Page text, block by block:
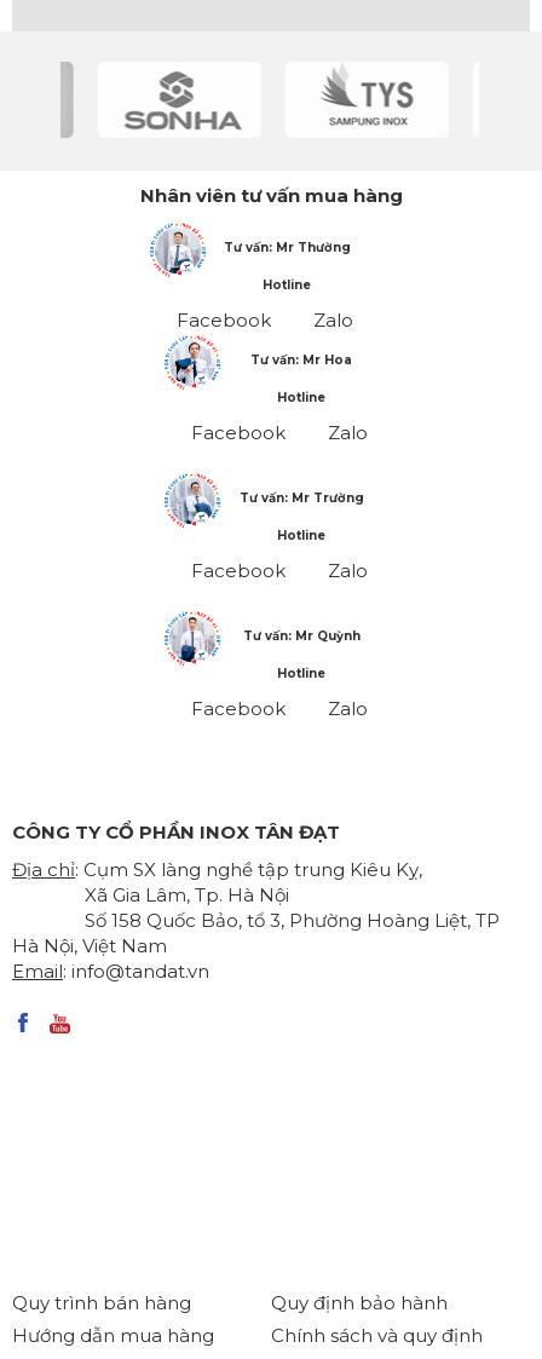
Nhân viên tư vấn mua hàng
Tư vấn: Mr Thường
Hotline
Facebook Zalo
Tư vấn: Mr Hoa
Hotline
Facebook Zalo
Tư vấn: Mr Trường
Hotline
Facebook Zalo
Tư vấn: Mr Quỳnh
Hotline
Facebook Zalo
CÔNG TY CỔ PHẦN INOX TÂN ĐẠT
Địa chỉ: Cụm SX làng nghề tập trung Kiêu Kỵ,
Xã Gia Lâm, Tp. Hà Nội
Số 158 Quốc Bảo, tổ 3, Phường Hoàng Liệt, TP
Hà Nội, Việt Nam
Email: info@tandat.vn
Quy trình bán hàng
Hướng dẫn mua hàng
Quy định bảo hành
Chính sách và quy định